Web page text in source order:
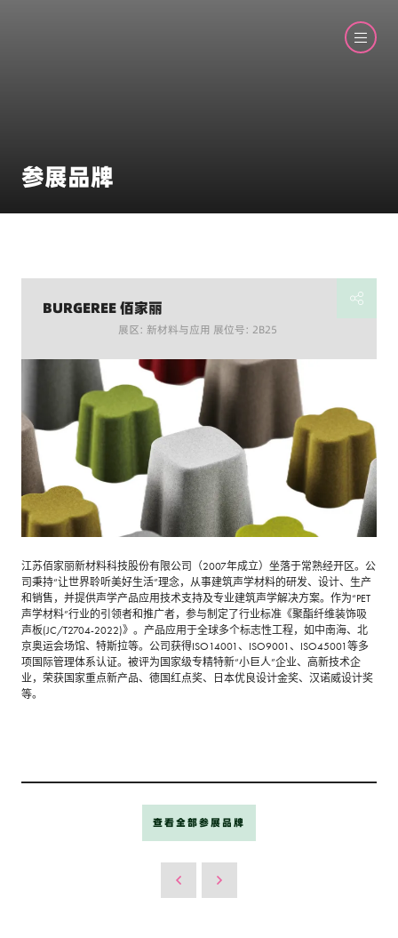
参展品牌
BURGEREE 佰家丽
展区: 新材料与应用 展位号: 2B25
江苏佰家丽新材料科技股份有限公司（2007年成立）坐落于常熟经开区。公
司秉持“让世界聆听美好生活”理念，从事建筑声学材料的研发、设计、生产
和销售，并提供声学产品应用技术支持及专业建筑声学解决方案。作为“PET
声学材料”行业的引领者和推广者，参与制定了行业标准《聚酯纤维装饰吸
声板(JC/T2704-2022)》。产品应用于全球多个标志性工程，如中南海、北
京奥运会场馆、特斯拉等。公司获得ISO14001、ISO9001、ISO45001等多
项国际管理体系认证。被评为国家级专精特新“小巨人”企业、高新技术企
业，荣获国家重点新产品、德国红点奖、日本优良设计金奖、汉诺威设计奖
等。
查看全部参展品牌